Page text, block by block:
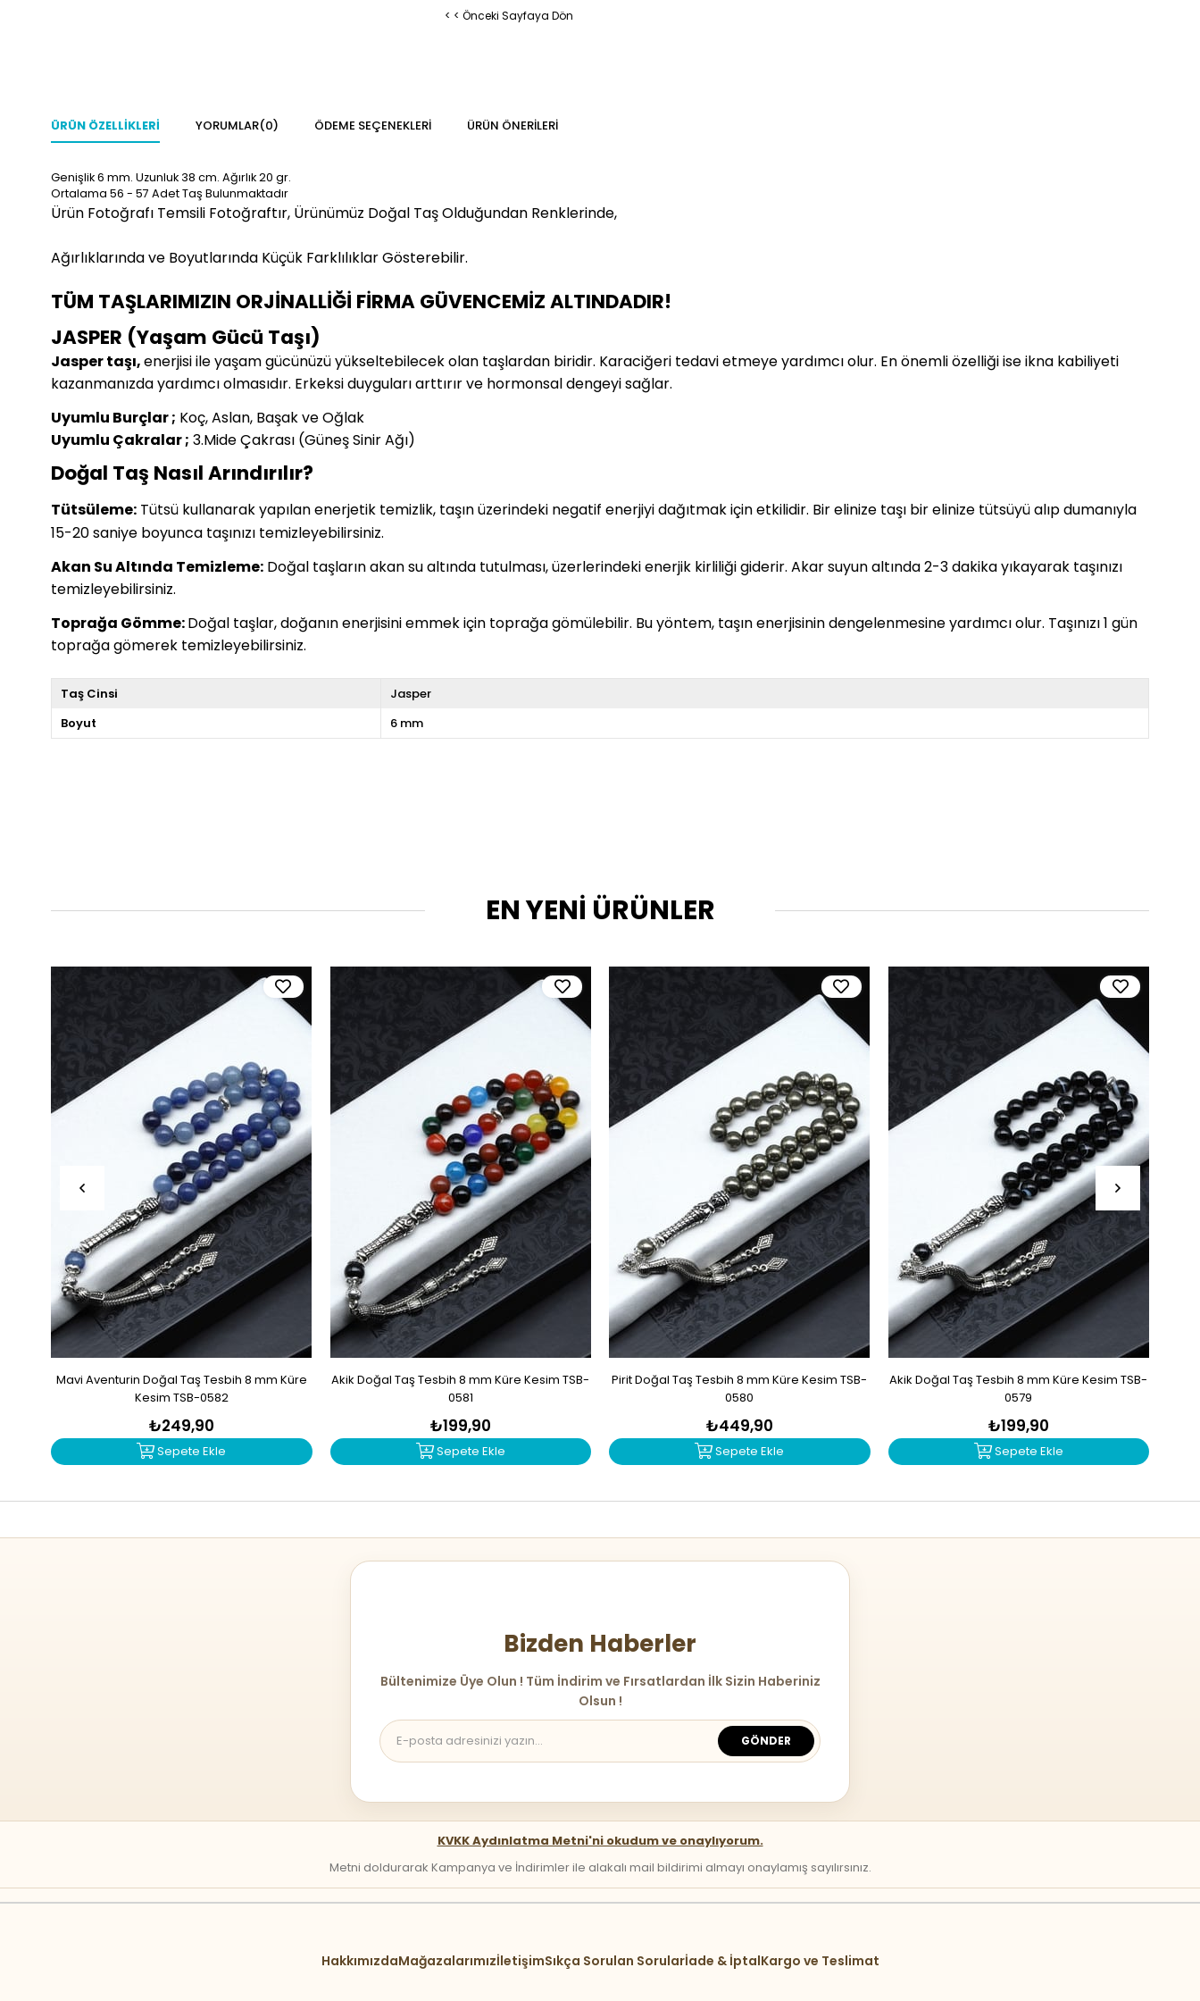
< < Önceki Sayfaya Dön
ÜRÜN ÖZELLIKLERI YORUMLAR(0) ÖDEME SEÇENEKLERI ÜRÜN ÖNERILERI
Genişlik 6 mm. Uzunluk 38 cm. Ağırlık 20 gr.
Ortalama 56 - 57 Adet Taş Bulunmaktadır
Ürün Fotoğrafı Temsili Fotoğraftır, Ürünümüz Doğal Taş Olduğundan Renklerinde,
Ağırlıklarında ve Boyutlarında Küçük Farklılıklar Gösterebilir.
TÜM TAŞLARIMIZIN ORJİNALLİĞİ FİRMA GÜVENCEMİZ ALTINDADIR!
JASPER (Yaşam Gücü Taşı)
Jasper taşı,enerjisi ile yaşam gücünüzü yükseltebilecek olan taşlardan biridir. Karaciğeri tedavi etmeye yardımcı olur. En önemli özelliği ise ikna kabiliyeti
kazanmanızda yardımcı olmasıdır. Erkeksi duyguları arttırır ve hormonsal dengeyi sağlar.
Uyumlu Burçlar ; Koç, Aslan, Başak ve Oğlak
Uyumlu Çakralar ; 3.Mide Çakrası (Güneş Sinir Ağı)
Doğal Taş Nasıl Arındırılır?
Tütsüleme: Tütsü kullanarak yapılan enerjetik temizlik, taşın üzerindeki negatif enerjiyi dağıtmak için etkilidir. Bir elinize taşı bir elinize tütsüyü alıp dumanıyla
15-20 saniye boyunca taşınızı temizleyebilirsiniz.
Akan Su Altında Temizleme: Doğal taşların akan su altında tutulması, üzerlerindeki enerjik kirliliği giderir. Akar suyun altında 2-3 dakika yıkayarak taşınızı
temizleyebilirsiniz.
Toprağa Gömme:Doğal taşlar, doğanın enerjisini emmek için toprağa gömülebilir. Bu yöntem, taşın enerjisinin dengelenmesine yardımcı olur. Taşınızı 1 gün
toprağa gömerek temizleyebilirsiniz.
Taş Cinsi
Jasper
Boyut
6 mm
EN YENİ ÜRÜNLER
Mavi Aventurin Doğal Taş Tesbih 8 mm Küre
Kesim TSB-0582
₺249,90
Sepete Ekle
Akik Doğal Taş Tesbih 8 mm Küre Kesim TSB-
0581
₺199,90
Sepete Ekle
Pirit Doğal Taş Tesbih 8 mm Küre Kesim TSB-
0580
₺449,90
Sepete Ekle
Akik Doğal Taş Tesbih 8 mm Küre Kesim TSB-
0579
₺199,90
Sepete Ekle
Bizden Haberler
Bültenimize Üye Olun ! Tüm İndirim ve Fırsatlardan İlk Sizin Haberiniz
Olsun !
GÖNDER
KVKK Aydınlatma Metni'ni okudum ve onaylıyorum.
Metni doldurarak Kampanya ve İndirimler ile alakalı mail bildirimi almayı onaylamış sayılırsınız.
HakkımızdaMağazalarımızİletişimSıkça Sorulan Sorularİade & İptalKargo ve Teslimat